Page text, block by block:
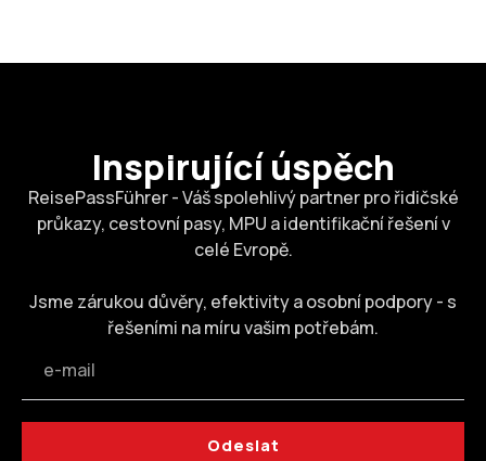
Inspirující úspěch
ReisePassFührer - Váš spolehlivý partner pro řidičské
průkazy, cestovní pasy, MPU a identifikační řešení v
celé Evropě.
Jsme zárukou důvěry, efektivity a osobní podpory - s
řešeními na míru vašim potřebám.
Odeslat